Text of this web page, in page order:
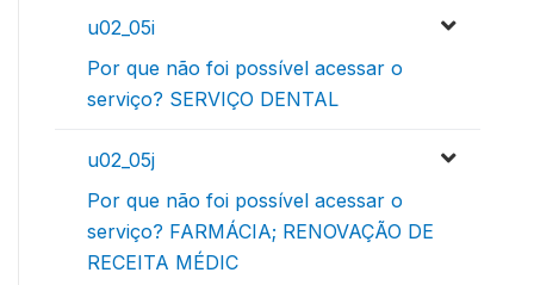
u02_05i
Por que não foi possível acessar o
serviço? SERVIÇO DENTAL
u02_05j
Por que não foi possível acessar o
serviço? FARMÁCIA; RENOVAÇÃO DE
RECEITA MÉDIC